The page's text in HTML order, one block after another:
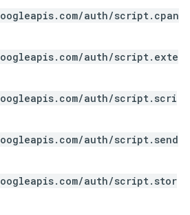
auth/script.cpan
auth/script.exte
auth/script.scri
auth/script.send
auth/script.stor